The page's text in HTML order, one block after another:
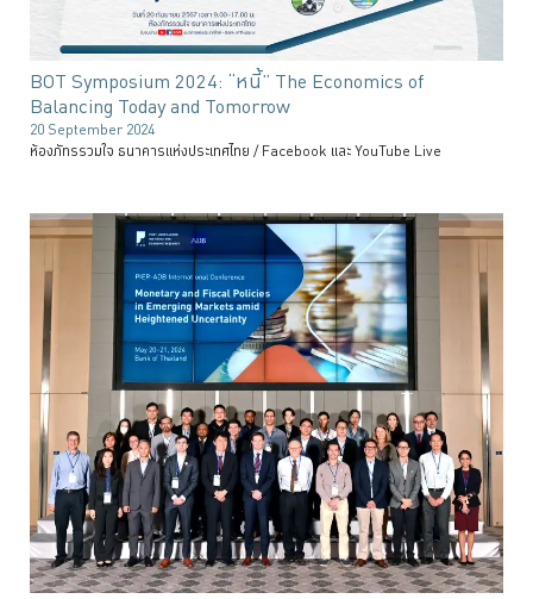
BOT Symposium 2024: “หนี้” The Economics of
Balancing Today and Tomorrow
20 September 2024
ห้องภัทรรวมใจ ธนาคารแห่งประเทศไทย / Facebook และ YouTube Live